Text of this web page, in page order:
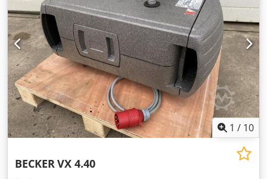
1 / 10
BECKERVX 4.40